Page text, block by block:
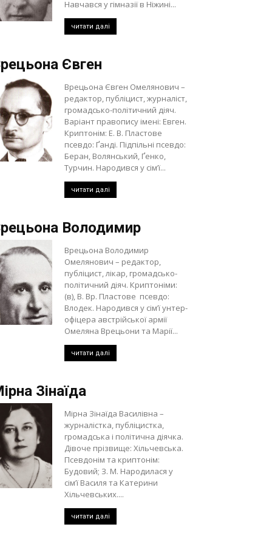
Навчався у гімназії в Ніжині...
читати далі
Євген
Врецьона Євген Омелянович –
редактор, публіцист, журналіст,
громадсько-політичний діяч.
Варіант правопису імені: Евген.
Криптонім: Е. В. Пластове
псевдо: Ґанді. Підпільні псевдо:
Беран, Волянський, Ґенко,
Турчин. Народився у сім’ї...
читати далі
Володимир
Врецьона Володимир
Омелянович – редактор,
публіцист, лікар, громадсько-
політичний діяч. Криптоніми:
(в), В. Вр. Пластове псевдо:
Влодек. Народився у сім’ї унтер-
офіцера австрійської армії
Омеляна Врецьони та Марії...
читати далі
Зінаїда
Мірна Зінаїда Василівна –
журналістка, публіцистка,
громадська і політична діячка.
Дівоче прізвище: Хільчевська.
Псевдонім та криптонім:
Будовий; З. М. Народилася у
сім’ї Василя та Катерини
Хільчевських....
читати далі